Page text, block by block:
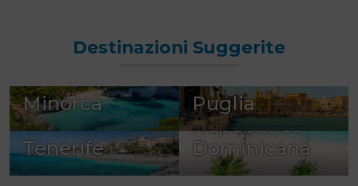
Destinazioni Suggerite
Minorca
Puglia
Tenerife
Repubblica
Dominicana